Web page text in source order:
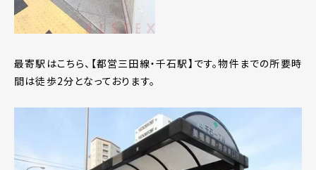
最寄駅はこちら、【都営三田線・千石駅】です。物件までの所要時
間は徒歩2分となっております。